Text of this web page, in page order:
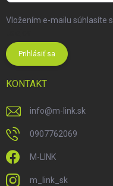
Vložením e-mailu súhlasíte s
Prihlásiť sa
KONTAKT
info@m-link.sk
0907762069
M-LINK
m_link_sk